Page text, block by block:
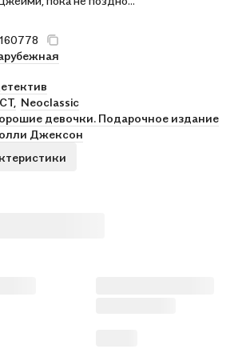
Neoclassic
девочки. Подарочное издание
Джексон